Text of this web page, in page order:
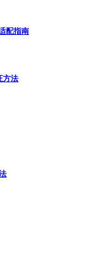
配指南
方法